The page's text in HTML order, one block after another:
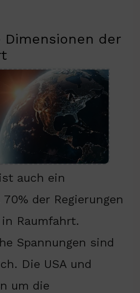
Dimensionen der
auch ein
der Regierungen
Raumfahrt.
Spannungen sind
Die USA und
um die